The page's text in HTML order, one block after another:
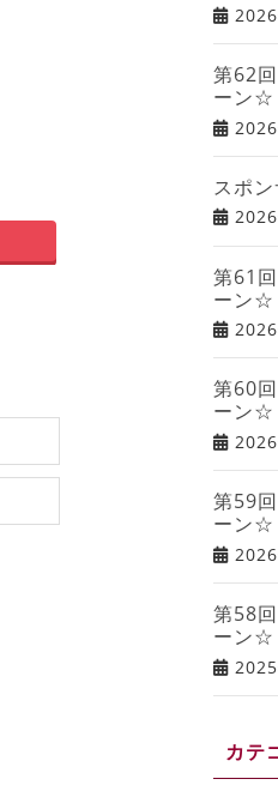
第62
ーン☆
スポ
第61
ーン☆
第60
ーン☆
第59
ーン☆
第58
ーン☆
カテ